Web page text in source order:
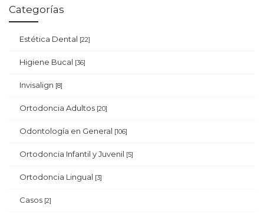
Categorías
Estética Dental [22]
Higiene Bucal [36]
Invisalign [8]
Ortodoncia Adultos [20]
Odontología en General [106]
Ortodoncia Infantil y Juvenil [5]
Ortodoncia Lingual [3]
Casos [2]